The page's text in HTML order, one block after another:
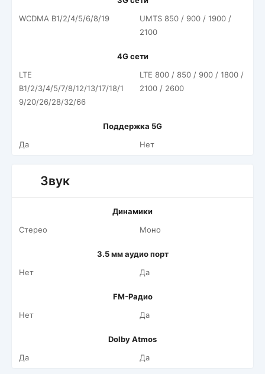
WCDMA B1/2/4/5/6/8/19
UMTS 850 / 900 / 1900 /
2100
4G сети
LTE
B1/2/3/4/5/7/8/12/13/17/18/1
9/20/26/28/32/66
LTE 800 / 850 / 900 / 1800 /
2100 / 2600
Поддержка 5G
Да
Нет
Звук
Динамики
Стерео
Моно
3.5 мм аудио порт
Нет
Да
FM-Радио
Нет
Да
Dolby Atmos
Да
Да